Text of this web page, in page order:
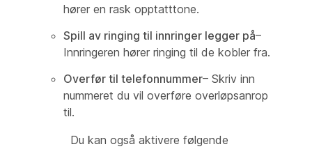
hører en rask opptatttone.
Spill av ringing til innringer legger på–
Innringeren hører ringing til de kobler fra.
Overfør til telefonnummer– Skriv inn
nummeret du vil overføre overløpsanrop
til.
Du kan også aktivere følgende